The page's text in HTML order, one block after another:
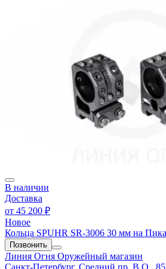
В наличии
Доставка
от 45 200 ₽
Новое
Кольца SPUHR SR-3006 30 мм на
Позвонить
Линия Огня Оружейный магазин
Санкт-Петербург, Средний пр. В.О.,